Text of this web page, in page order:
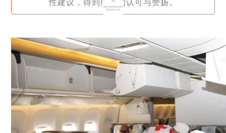
性建议，得到伊方的认可与赞扬。